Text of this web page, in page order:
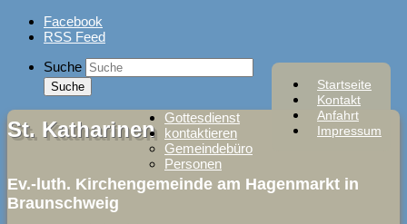
Skip
Facebook
RSS Feed
Startseite
Kontakt
Anfahrt
Impressum
Suche
St. Katharinen
Ev.-luth. Kirchengemeinde am Hagenmarkt in
Braunschweig
Gottesdienst
kontaktieren
Gemeindebüro
Personen